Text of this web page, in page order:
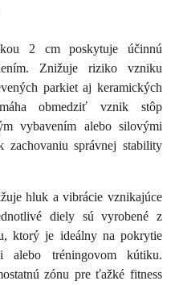
2 cm poskytuje účinnú
Znižuje riziko vzniku
parkiet aj keramických
obmedziť vznik stôp
vybavením alebo silovými
zachovaniu správnej stability
hluk a vibrácie vznikajúce
diely sú vyrobené z
ktorý je ideálny na pokrytie
alebo tréningovom kútiku.
zónu pre ťažké fitness